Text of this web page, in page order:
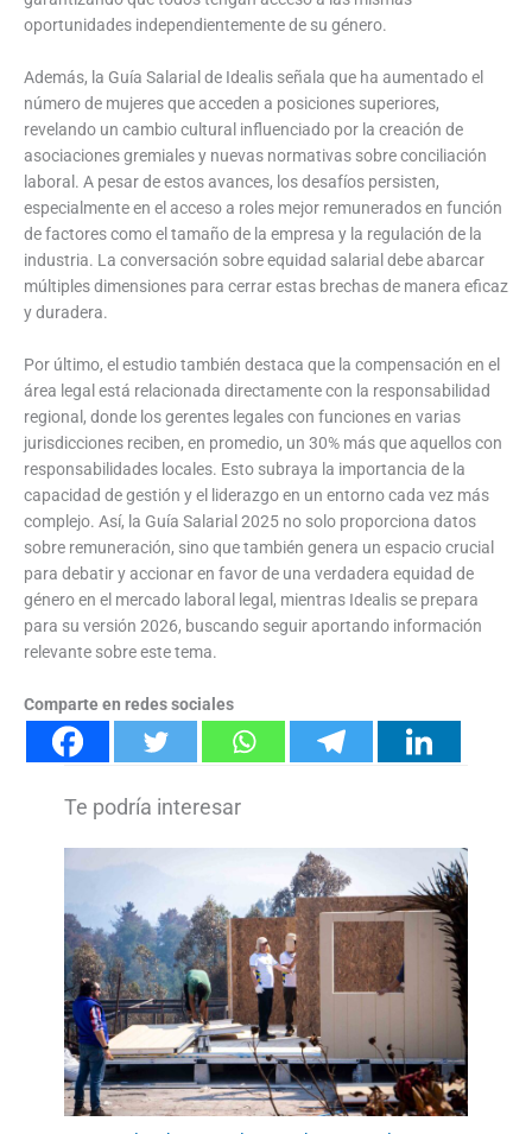
oportunidades independientemente de su género.
Además, la Guía Salarial de Idealis señala que ha aumentado el
número de mujeres que acceden a posiciones superiores,
revelando un cambio cultural influenciado por la creación de
asociaciones gremiales y nuevas normativas sobre conciliación
laboral. A pesar de estos avances, los desafíos persisten,
especialmente en el acceso a roles mejor remunerados en función
de factores como el tamaño de la empresa y la regulación de la
industria. La conversación sobre equidad salarial debe abarcar
múltiples dimensiones para cerrar estas brechas de manera eficaz
y duradera.
Por último, el estudio también destaca que la compensación en el
área legal está relacionada directamente con la responsabilidad
regional, donde los gerentes legales con funciones en varias
jurisdicciones reciben, en promedio, un 30% más que aquellos con
responsabilidades locales. Esto subraya la importancia de la
capacidad de gestión y el liderazgo en un entorno cada vez más
complejo. Así, la Guía Salarial 2025 no solo proporciona datos
sobre remuneración, sino que también genera un espacio crucial
para debatir y accionar en favor de una verdadera equidad de
género en el mercado laboral legal, mientras Idealis se prepara
para su versión 2026, buscando seguir aportando información
relevante sobre este tema.
Comparte en redes sociales